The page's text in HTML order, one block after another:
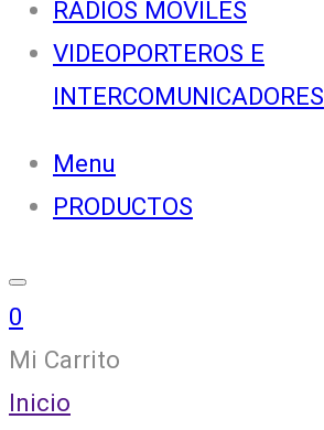
RADIOS MÓVILES
VIDEOPORTEROS E
INTERCOMUNICADORES
Menu
PRODUCTOS
0
Mi Carrito
Inicio